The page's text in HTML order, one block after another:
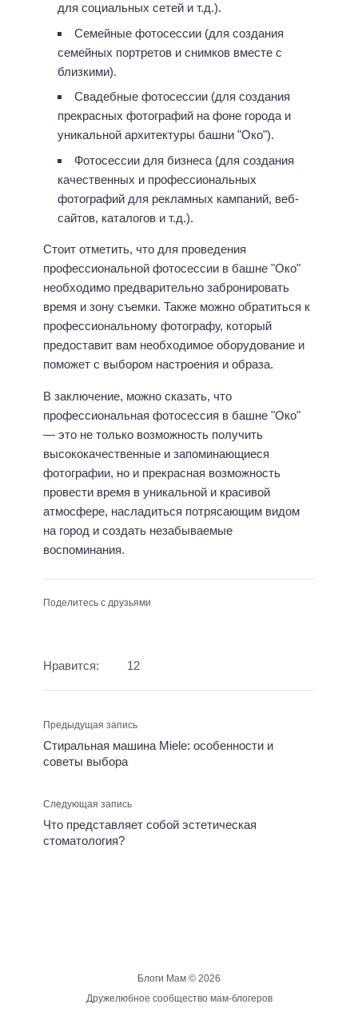
для социальных сетей и т.д.).
Семейные фотосессии (для создания
семейных портретов и снимков вместе с
близкими).
Свадебные фотосессии (для создания
прекрасных фотографий на фоне города и
уникальной архитектуры башни "Око").
Фотосессии для бизнеса (для создания
качественных и профессиональных
фотографий для рекламных кампаний, веб-
сайтов, каталогов и т.д.).
Стоит отметить, что для проведения
профессиональной фотосессии в башне "Око"
необходимо предварительно забронировать
время и зону съемки. Также можно обратиться к
профессиональному фотографу, который
предоставит вам необходимое оборудование и
поможет с выбором настроения и образа.
В заключение, можно сказать, что
профессиональная фотосессия в башне "Око"
— это не только возможность получить
высококачественные и запоминающиеся
фотографии, но и прекрасная возможность
провести время в уникальной и красивой
атмосфере, насладиться потрясающим видом
на город и создать незабываемые
воспоминания.
Поделитесь с друзьями
Нравится: 12
Предыдущая запись
Стиральная машина Miele: особенности и
советы выбора
Следующая запись
Что представляет собой эстетическая
стоматология?
Блоги Мам © 2026
Дружелюбное сообщество мам-блогеров